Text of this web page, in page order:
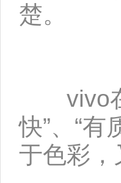
楚。
vivo在
快”、“
于色彩